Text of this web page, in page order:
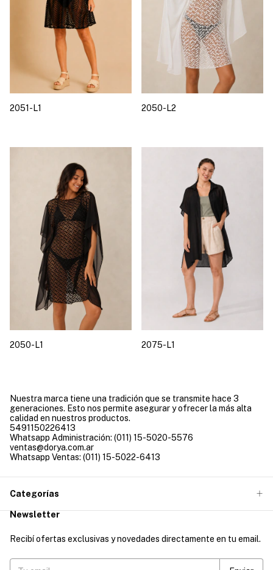
2051-L1 2050-L2
2050-L1 2075-L1
Nuestra marca tiene una tradición que se transmite hace 3
generaciones. Esto nos permite asegurar y ofrecer la más alta
calidad en nuestros productos.
5491150226413
Whatsapp Administración: (011) 15-5020-5576
ventas@dorya.com.ar
Whatsapp Ventas: (011) 15-5022-6413
Categorías
Newsletter
Recibí ofertas exclusivas y novedades directamente en tu email.